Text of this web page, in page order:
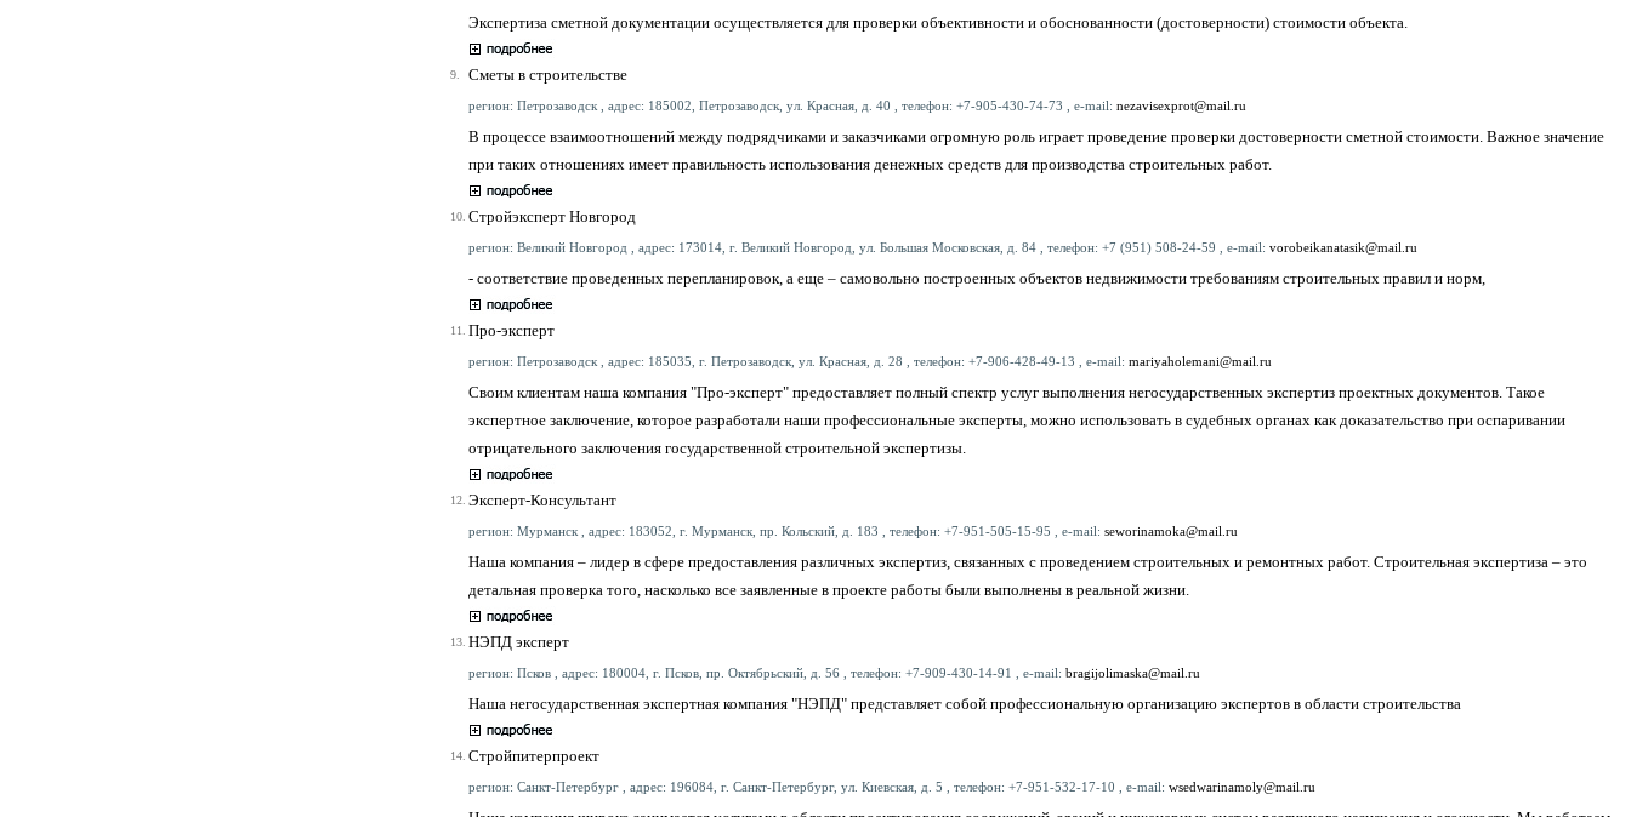
Экспертиза сметной документации осуществляется для проверки объективности и обоснованности (достоверности) стоимости объекта.
9. Сметы в строительстве
регион: Петрозаводск , адрес: 185002, Петрозаводск, ул. Красная, д. 40 , телефон: +7-905-430-74-73 , e-mail: nezavisexprot@mail.ru
В процессе взаимоотношений между подрядчиками и заказчиками огромную роль играет проведение проверки достоверности сметной стоимости. Важное значение
при таких отношениях имеет правильность использования денежных средств для производства строительных работ.
10. Стройэксперт Новгород
регион: Великий Новгород , адрес: 173014, г. Великий Новгород, ул. Большая Московская, д. 84 , телефон: +7 (951) 508-24-59 , e-mail: vorobeikanatasik@mail.ru
- соответствие проведенных перепланировок, а еще – самовольно построенных объектов недвижимости требованиям строительных правил и норм,
11. Про-эксперт
регион: Петрозаводск , адрес: 185035, г. Петрозаводск, ул. Красная, д. 28 , телефон: +7-906-428-49-13 , e-mail: mariyaholemani@mail.ru
Своим клиентам наша компания "Про-эксперт" предоставляет полный спектр услуг выполнения негосударственных экспертиз проектных документов. Такое
экспертное заключение, которое разработали наши профессиональные эксперты, можно использовать в судебных органах как доказательство при оспаривании
отрицательного заключения государственной строительной экспертизы.
12. Эксперт-Консультант
регион: Мурманск , адрес: 183052, г. Мурманск, пр. Кольский, д. 183 , телефон: +7-951-505-15-95 , e-mail: seworinamoka@mail.ru
Наша компания – лидер в сфере предоставления различных экспертиз, связанных с проведением строительных и ремонтных работ. Строительная экспертиза – это
детальная проверка того, насколько все заявленные в проекте работы были выполнены в реальной жизни.
13. НЭПД эксперт
регион: Псков , адрес: 180004, г. Псков, пр. Октябрьский, д. 56 , телефон: +7-909-430-14-91 , e-mail: bragijolimaska@mail.ru
Наша негосударственная экспертная компания "НЭПД" представляет собой профессиональную организацию экспертов в области строительства
14. Стройпитерпроект
регион: Санкт-Петербург , адрес: 196084, г. Санкт-Петербург, ул. Киевская, д. 5 , телефон: +7-951-532-17-10 , e-mail: wsedwarinamoly@mail.ru